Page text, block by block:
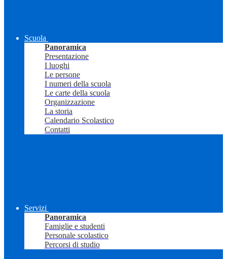
Scuola
Panoramica
Presentazione
I luoghi
Le persone
I numeri della scuola
Le carte della scuola
Organizzazione
La storia
Calendario Scolastico
Contatti
Servizi
Panoramica
Famiglie e studenti
Personale scolastico
Percorsi di studio